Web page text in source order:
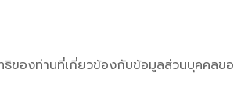
ของท่านที่เกี่ยวข้องกับข้อมูลส่วนบุคคลข